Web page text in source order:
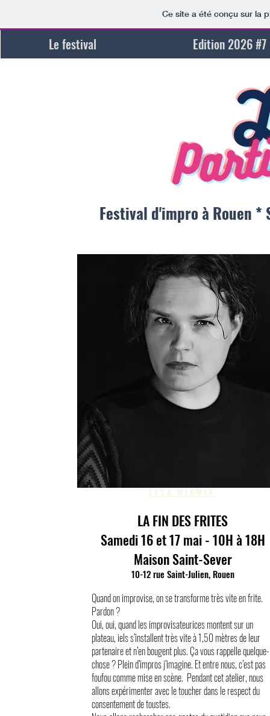
Ce site a été conçu sur la
Le festival Edition 2026 #7
Festival d'impro à Rouen
ELSA MIKMIK
LA FIN DES FRITES
Samedi 16 et 17 mai - 10H à 18H
Maison Saint-Sever
10-12 rue Saint-Julien, Rouen
Quand on improvise, on se transforme très vite en frite.
Pardon ?
Oui, oui, quand les improvisateurices montent sur un
plateau, iels s’installent très vite à 1,50 mètres de leur
partenaire et n’en bougent plus. Ça vous rappelle quelque-
chose ? Plein d’impros j’imagine. Et entre nous, c’est pas
foufou comme mise en scène. Pendant cet atelier, nous
allons expérimenter avec le toucher dans le respect du
consentement de toustes.